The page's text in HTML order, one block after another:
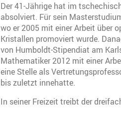
Der 41-Jährige hat im
absolviert. Für sein
wo er 2005 mit einer Arbeit über
Kristallen promoviert wurde.
von Humboldt-Stipendiat am
Mathematiker 2012 mit einer
eine Stelle als
bis zuletzt innehatte.
In seiner Freizeit treibt der